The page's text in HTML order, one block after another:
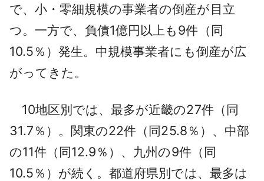
で、小・零細規模の事業者の倒産が目立
つ。一方で、負債1億円以上も9件（同
10.5％）発生。中規模事業者にも倒産が広
がってきた。
10地区別では、最多が近畿の27件（同
31.7％）。関東の22件（同25.8％）、中部
の11件（同12.9％）、九州の9件（同
10.5％）が続く。都道府県別では、最多は